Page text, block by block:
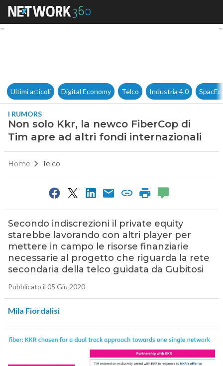
Non solo Kkr, la newco
Ultimi articoli Digital Economy Telco Industria 4.0
I RUMORS
Non solo Kkr, la newco FiberCop di
Tim apre ad altri fondi internazionali
Home Telco
Secondo indiscrezioni il private equity
starebbe lavorando con altri player per
mettere in campo le risorse finanziarie
necessarie al progetto che riguarda la rete
secondaria della telco guidata da Gubitosi
Pubblicato il 05 Giu 2020
Mila Fiordalisi